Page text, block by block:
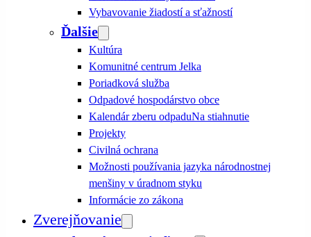
Vybavovanie žiadostí a sťažností
Ďalšie
Kultúra
Komunitné centrum Jelka
Poriadková služba
Odpadové hospodárstvo obce
Kalendár zberu odpaduNa stiahnutie
Projekty
Civilná ochrana
Možnosti používania jazyka národnostnej
menšiny v úradnom styku
Informácie zo zákona
Zverejňovanie